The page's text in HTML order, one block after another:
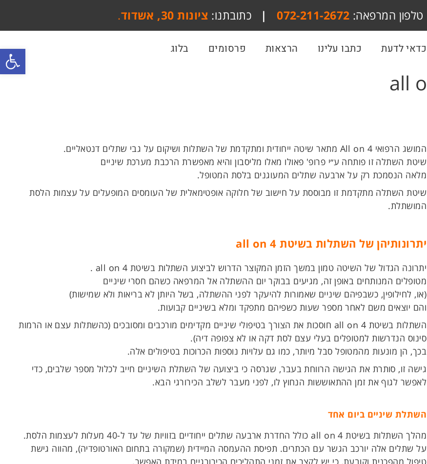
פתח
טלפון המרפאה: 072-211-2672
| כתובתנו: ציונות 30, אשדוד .
כדאי לדעת כתבו עלינו הרצאות פרסומים
בלוג
submit
המושג הרפואי All on 4 מתאר שיטה ייחודית ומתקדמת של השתלות ושיקום על גבי שתלים דנטאליים.
שיטת השתלה זו פותחה ע״י פרופ' פאולו מאלו מליסבון והיא מאפשרת הרכבת מערכת שיניים
מלאה הנסמכת רק על ארבעה שתלים המעוגנים בלסת המטופל.
שיטת השתלה מתקדמת זו מבוססת על חישוב של חלוקה אופטימאלית של העומסים המופעלים על עצמות הלסת
המושתלת.
יתרונותיהן של השתלות בשיטת all on 4
יתרונה הגדול של השיטה טמון במשך הזמן המקוצר הדרוש לביצוע השתלות בשיטת all on 4 .
מטופלים המנותחים באופן זה, מגיעים בבוקר יום ההשתלה אל המרפאה כשהם חסרי שיניים
(או, לחילופין, כשבפיהם שיניים שאמורות להיעקר לפני ההשתלה, בשל היותן לא בריאות ולא שמישות)
והם יוצאים משם לאחר מספר שעות כשפיהם מתפקד ומלא בשיניים קבועות.
השתלות בשיטת all on 4 חוסכות את הצורך בטיפולי שיניים מקדימים מורכבים ומסובכים (כהשתלות עצם או הרמות
סינוס הנדרשות למטופלים בעלי עצם לסת דקה או לא צפופה דיה).
בכך, הן מונעות מהמטופל סבל מיותר, כמו גם עלויות נוספות הכרוכות בטיפולים אלה.
גישה זו, סותרת את הגישה הרווחת בעבר, שגרסה כי ביצועה של השתלת השיניים חייב לכלול מספר שלבים, כדי
לאפשר לגוף את זמן ההתאוששות הנחוץ לו, לפני מעבר לשלב הכירורגי הבא.
השתלת שיניים ביום אחד
מהלך השתלות בשיטת all on 4 כולל החדרת ארבעה שתלים ייחודיים בזוויות של עד ל-40 מעלות לעצמות הלסת.
על שתלים אלה יורכב הגשר עם הכתרים. תפיסת ההעמסה המיידית (שמקורה בתחום האורטופדיה), מהווה גישת
טיפול מהפכנית וקובעת, כי יש לקצר את זמני התהליכים הכירורגיים במידת האפשר.